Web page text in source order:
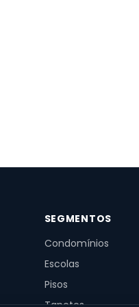
SEGMENTOS
Condomínios
Escolas
Pisos